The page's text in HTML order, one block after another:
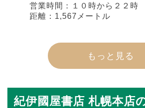
営業時間：１０時から２２時
距離：1,567メートル
もっと見る
紀伊國屋書店 札幌本店